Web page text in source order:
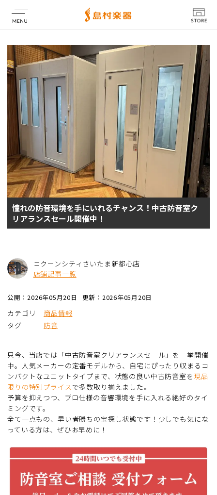
店舗情報
憧れの防音環境を手にいれるチャンス！中古防音室ク
リアランスセール開催中！
コクーンシティさいたま新都心店
店舗記事一覧
公開：2026年05月20日 更新：2026年05月20日
カテゴリ
商品情報
タグ
防音
只今、当店では「中古防音室クリアランスセール」を一挙開催
中。人気メーカーの定番モデルから、自宅にぴったり収まるコ
ンパクトなユニットタイプまで、状態の良い中古防音室を現品
限りの特別プライス で多数取り揃えました。
予算を抑えつつ、プロ仕様の音響環境を手に入れる絶好のタイ
ミングです。
全て一点もの、早い者勝ちの宝探し状態です！少しでも気にな
っている方は、ぜひお早めに！